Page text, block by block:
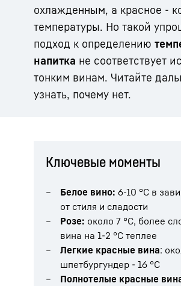
охлажденным, а красное -
температуры. Но такой
подход к определению
напитка не соответствует
тонким винам. Читайте
узнать, почему нет.
Ключевые моменты
Белое вино: 6-10 °C в
от стиля и сладости
Розе: около 7 °C, более
вина на 1-2 °C теплее
Легкие красные вина:
шпетбургундер - 16 °C
Полнотелые красные